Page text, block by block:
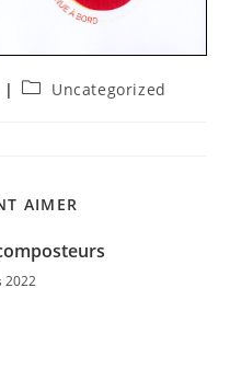
Uncategorized
AIMER
2022